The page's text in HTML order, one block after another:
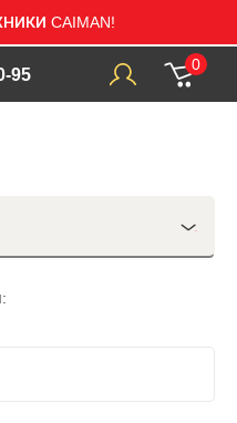
CAIMAN!
95
0